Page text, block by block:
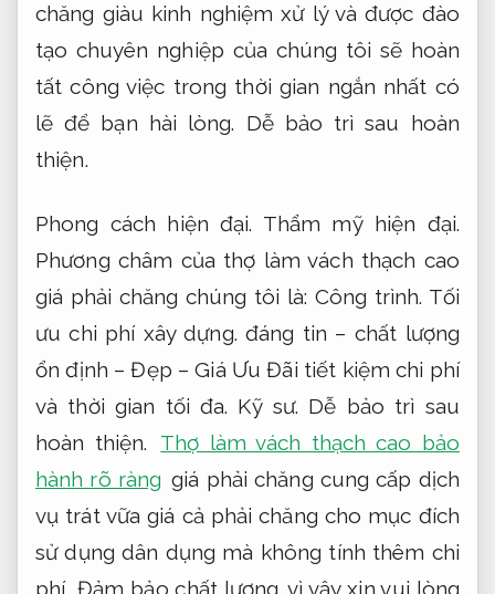
chăng giàu kinh nghiệm xử lý và được đào
tạo chuyên nghiệp của chúng tôi sẽ hoàn
tất công việc trong thời gian ngắn nhất có
lẽ để bạn hài lòng. Dễ bảo trì sau hoàn
thiện.
Phong cách hiện đại. Thẩm mỹ hiện đại.
Phương châm của thợ làm vách thạch cao
giá phải chăng chúng tôi là: Công trình. Tối
ưu chi phí xây dựng. đáng tin – chất lượng
ổn định – Đẹp – Giá Ưu Đãi tiết kiệm chi phí
và thời gian tối đa. Kỹ sư. Dễ bảo trì sau
hoàn thiện.
Thợ làm vách thạch cao bảo
hành rõ ràng giá phải chăng cung cấp dịch
vụ trát vữa giá cả phải chăng cho mục đích
sử dụng dân dụng mà không tính thêm chi
phí,Đảm bảo chất lượng. vì vậy xin vui lòng